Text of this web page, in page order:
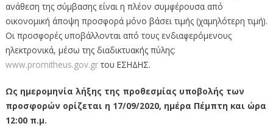
ανάθεση της σύμβασης είναι η πλέον συμφέρουσα από
οικονομική άποψη προσφορά μόνο βάσει τιμής (χαμηλότερη τιμή).
Οι προσφορές υποβάλλονται από τους ενδιαφερόμενους
ηλεκτρονικά, μέσω της διαδικτυακής πύλης:
www.promitheus.gov.grτου ΕΣΗΔΗΣ.
Ως ημερομηνία λήξης της προθεσμίας υποβολής των
προσφορών ορίζεται η 17/09/2020, ημέρα Πέμπτη και ώρα
12:00 π.μ.